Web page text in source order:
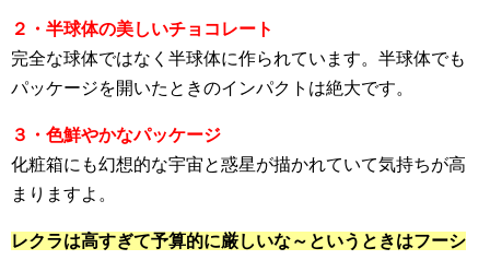
２・半球体の美しいチョコレート
完全な球体ではなく半球体に作られています。半球体でも
パッケージを開いたときのインパクトは絶大です。
３・色鮮やかなパッケージ
化粧箱にも幻想的な宇宙と惑星が描かれていて気持ちが高
まりますよ。
レクラは高すぎて予算的に厳しいな～というときはフーシ